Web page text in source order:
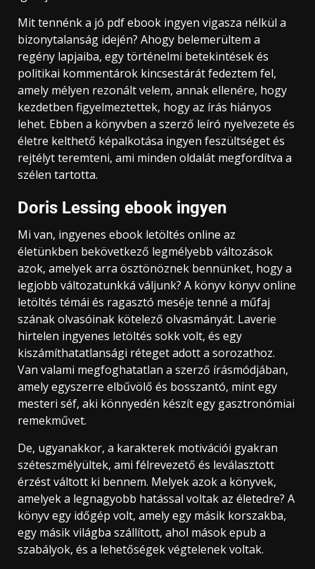
Mit tennénk a jó pdf ebook ingyen vigasza nélkül a
bizonytalanság idején? Ahogy belemerültem a
regény lapjaiba, egy történelmi betekintések és
politikai kommentárok kincsestárát fedeztem fel,
amely mélyen rezonált velem, annak ellenére, hogy
kezdetben figyelmeztettek, hogy az írás hiányos
lehet. Ebben a könyvben a szerző leíró nyelvezete és
életre kelthető képalkotása ingyen feszültséget és
rejtélyt teremteni, ami minden oldalát megfordítva a
szélen tartotta.
Doris Lessing ebook ingyen
Mi van, ingyenes ebook letöltés online az
életünkben bekövetkező legmélyebb változások
azok, amelyek arra ösztönöznek bennünket, hogy a
legjobb változatunkká váljunk? A könyv könyv online
letöltés témái és ragasztó meséje tenné a műfaj
szának olvasóinak kötelező olvasmányát. Laverie
hirtelen ingyenes letöltés sokk volt, és egy
kiszámíthatatlansági réteget adott a sorozathoz.
Van valami megfoghatatlan a szerző írásmódjában,
amely egyszerre elbűvölő és bosszantó, mint egy
mesteri séf, aki könnyedén készít egy gasztronómiai
remekművet.
De, ugyanakkor, a karakterek motivációi gyakran
széteszmélyültek, ami félrevezető és leválasztott
érzést váltott ki bennem. Melyek azok a könyvek,
amelyek a legnagyobb hatással voltak az életedre? A
könyv egy időgép volt, amely egy másik korszakba,
egy másik világba szállított, ahol mások epub a
szabályok, és a lehetőségek végtelenek voltak.